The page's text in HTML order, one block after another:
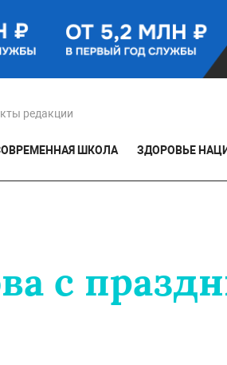
редакции
ШКОЛА ЗДОРОВЬЕ
с